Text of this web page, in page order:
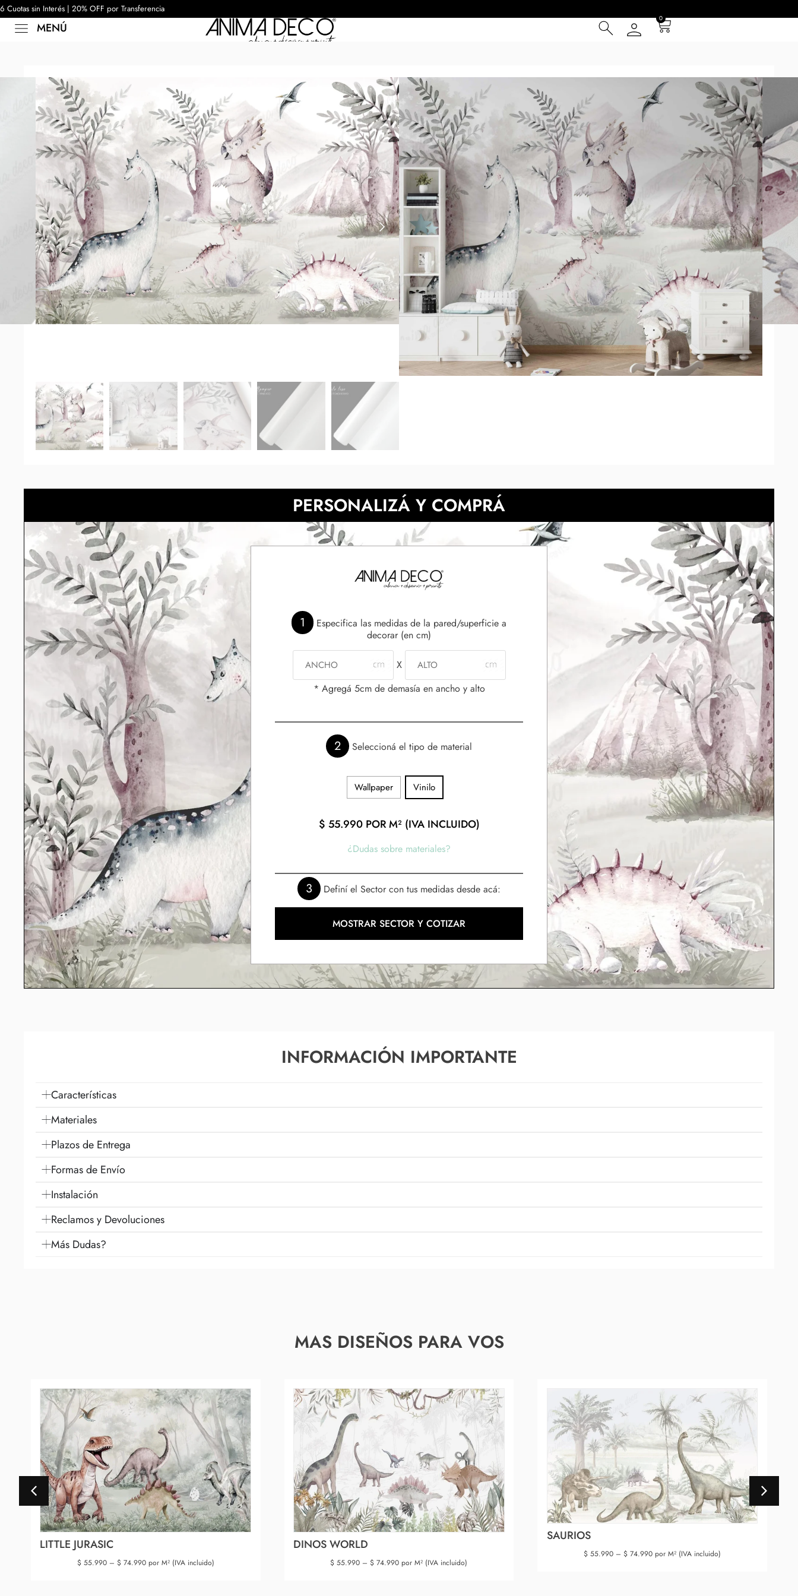
6 Cuotas sin Interés | 20% OFF por Transferencia
MENÚ
0
Inicio/Murales MUNDO INFANTIL
DINOSTERRA
$ 55.990–$74.990 POR M² (IVA INCLUIDO)
6 Cuotas sin Interés con Tarjeta de Crédito
20% OFF por Transferencia
15 días hábiles Plazo de Entrega **
Incluye instrucciones de instalación
Presupuesta tu pared con el cotizador y obtené una muestra* a escala real según tus
dimensiones. Si son paredes muy grandes se repetirá la composición hasta cubrir las
medidas indicadas y luego en tu pedido se adaptará el modelo correctamente. *Los tonos
de la muestra pueden diferir según la calibración de cada pantalla. También podes
probarlo en tu propio espacio con el simulador.
NECESITAS MÀS INFORMACIÓN?
PERSONALIZÁ Y COMPRÁ
1
Especifica las medidas de la pared/superficie a
decorar (en cm)
X
* Agregá 5cm de demasía en ancho y alto
2 Seleccioná el tipo de material
Wallpaper Vinilo
$ 55.990POR M² (IVA INCLUIDO)
¿Dudas sobre materiales?
3 Definí el Sector con tus medidas desde acá:
MOSTRAR SECTOR Y COTIZAR
INFORMACIÓN IMPORTANTE
Características
Materiales
Plazos de Entrega
Formas de Envío
Instalación
Reclamos y Devoluciones
Más Dudas?
MAS DISEÑOS PARA VOS
LITTLE JURASIC
$55.990 – $74.990por M² (IVA incluido)
DINOS WORLD
$ 55.990 – $ 74.990 por M² (IVA incluido)
SAURIOS
$ 55.990 – $ 74.990 por M² (IVA incluido)